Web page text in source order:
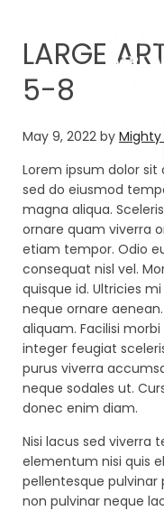
LARGE
5-8
May 9, 2022 by
Lorem ipsum dolor
sed do eiusmod
magna aliqua.
ornare quam viverra
etiam tempor. Odio
consequat nisl vel.
quisque id. Ultricies
neque ornare
aliquam. Facilisi
integer feugiat
purus viverra
neque sodales ut.
donec enim diam.
Nisi lacus sed viverra
elementum nisi quis
pellentesque
non pulvinar neque